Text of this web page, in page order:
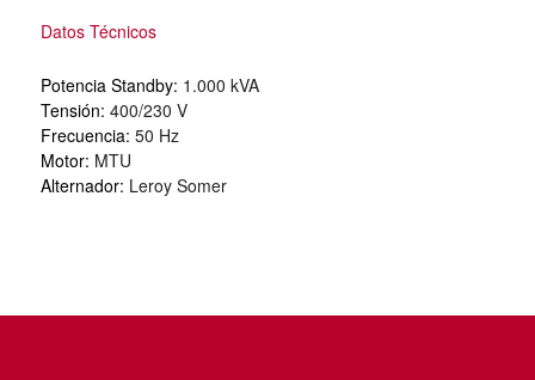
Datos Técnicos
Potencia Standby: 1.000 kVA
Tensión: 400/230 V
Frecuencia: 50 Hz
Motor: MTU
Alternador: Leroy Somer